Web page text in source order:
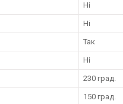
Ні
Ні
Так
Ні
230 град.
150 град.